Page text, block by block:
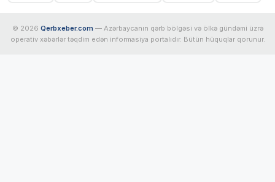
© 2026 Qerbxeber.com — Azərbaycanın qərb bölgəsi və ölkə gündəmi üzrə
operativ xəbərlər təqdim edən informasiya portalıdır. Bütün hüquqlar qorunur.